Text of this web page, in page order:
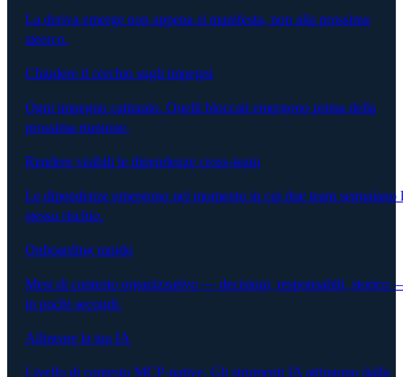
La deriva emerge non appena si manifesta, non alla prossima
steerco.
Chiudere il cerchio sugli impegni
Ogni impegno catturato. Quelli bloccati emergono prima della
prossima riunione.
Rendere visibili le dipendenze cross-team
Le dipendenze emergono nel momento in cui due team segnalano
stesso rischio.
Onboarding rapido
Mesi di contesto organizzativo — decisioni, responsabili, storico
in pochi secondi.
Allineare la tua IA
Livello di contesto MCP-native. Gli strumenti IA attingono dalla